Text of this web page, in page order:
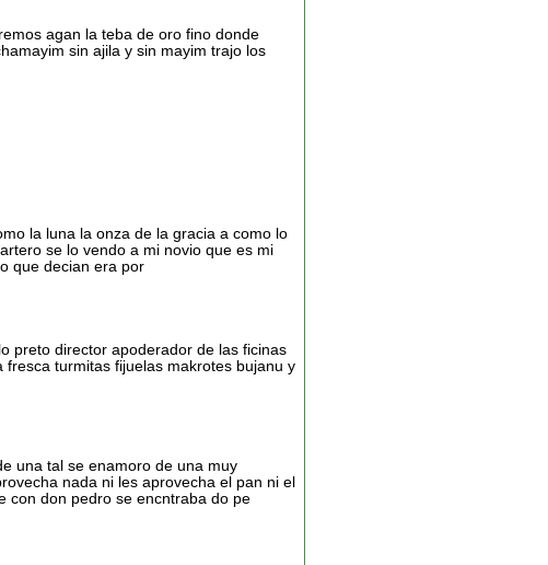
agan la teba de oro fino donde
sin ajila y sin mayim trajo los
la luna la onza de la gracia a como lo
se lo vendo a mi novio que es mi
que decian era por
preto director apoderador de las ficinas
turmitas fijuelas makrotes bujanu y
una tal se enamoro de una muy
nada ni les aprovecha el pan ni el
con don pedro se encntraba do pe